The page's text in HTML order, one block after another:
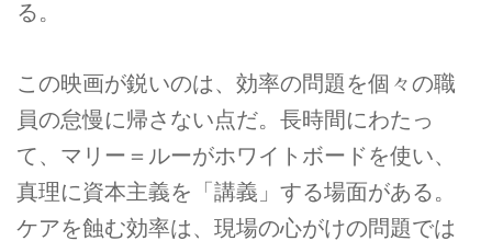
る。
この映画が鋭いのは、効率の問題を個々の職
員の怠慢に帰さない点だ。長時間にわたっ
て、マリー＝ルーがホワイトボードを使い、
真理に資本主義を「講義」する場面がある。
ケアを蝕む効率は、現場の心がけの問題では